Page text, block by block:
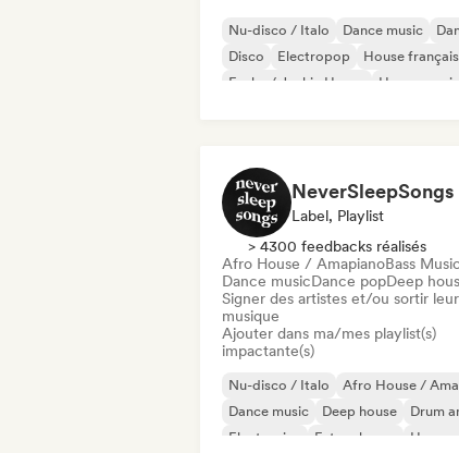
Nu-disco / Italo Dance music
Disco
Electropop
House
Funky / Jackin House
House music
NeverSleepSongs
Label, Playlist
> 4300 feedbacks réalisés
Afro House / AmapianoBass Music
Dance musicDance popDeep
Signer des artistes et/ou sortir leur
musique
Ajouter dans ma/mes playlist(s)
impactante(s)
Nu-disco / Italo
Afro House /
Dance music
Deep house
Drum
Electronica
Future house House